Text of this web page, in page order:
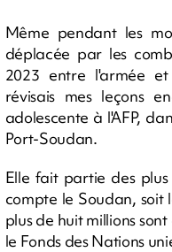
Même pendant les
déplacée par les
2023 entre l'armée
révisais mes leçons
adolescente à l'AFP,
Port-Soudan.
Elle fait partie des
compte le Soudan,
plus de huit millions
le Fonds des Nations